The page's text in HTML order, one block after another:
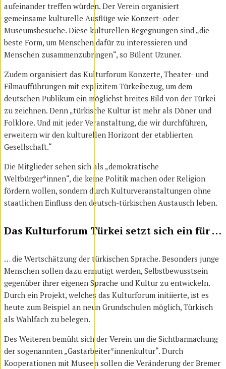
aufeinander treffen würden. Der Verein organisiert
gemeinsame kulturelle Ausflüge wie Konzert- oder
Museumsbesuche. Diese kulturellen Begegnungen sind „die
beste Form, um Menschen dafür zu interessieren und
Menschen zusammenzubringen“, so Bülent Uzuner.
Zudem organisiert das Kulturforum Konzerte, Theater- und
Filmaufführungen mit explizitem Türkeibezug, um dem
deutschen Publikum ein möglichst breites Bild von der Türkei
zu zeichnen. Denn „türkische Kultur ist mehr als Döner und
Folklore. Und mit jeder Veranstaltung, die wir durchführen,
erweitern wir den kulturellen Horizont der etablierten
Gesellschaft.“
Die Mitglieder sehen sich als „demokratische
Weltbürger*innen“, die keine Politik machen oder Religion
fördern wollen, sondern durch Kulturveranstaltungen ohne
staatlichen Einfluss den deutsch-türkischen Austausch leben.
Das Kulturforum Türkei setzt sich ein für …
… die Wertschätzung der türkischen Sprache. Besonders junge
Menschen sollen dazu ermutigt werden, Selbstbewusstsein
gegenüber ihrer eigenen Sprache und Kultur zu entwickeln.
Durch ein Projekt, welches das Kulturforum initiierte, ist es
heute zum Beispiel an neun Grundschulen möglich, Türkisch
als Wahlfach zu belegen.
Des Weiteren bemüht sich der Verein um die Sichtbarmachung
der sogenannten „Gastarbeiter*innenkultur“. Durch
Kooperationen mit Museen sollen die Veränderung der Bremer